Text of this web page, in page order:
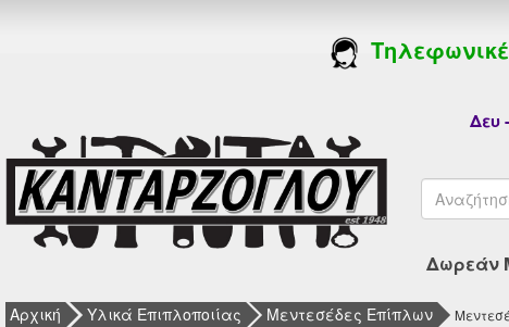
Δευ
Δωρεάν
Αρχική Υλικά Επιπλοποιίας Μεντεσέδες Επίπλων